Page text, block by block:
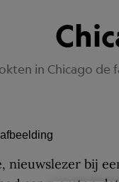
in Chicago de
nieuwslezer bij